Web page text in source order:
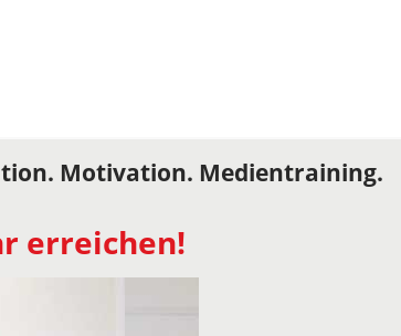
Motivation. Medientraining.
erreichen!